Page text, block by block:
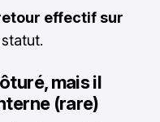
effectif sur
mais il
(rare)